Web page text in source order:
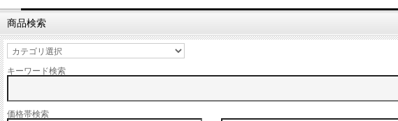
商品検索
キーワード検索
価格帯検索